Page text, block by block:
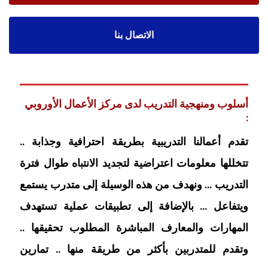
الاتصال بنا
أسلوب ومنهجية التدريب لدى مركز الأعمال الأوروبي
:
تقدم أعمالنا التدريبية بطريقة احترافية وجذابة ..
تتخللها معلومات اعتراضية لتجديد الانتباه طوال فترة
التدريب … ونهدف من هذه الوسيلة إلى متدرب يستمع
ويتفاعل … بالإضافة إلى تطبيقات عملية تستهدف
المهارات والمعارف المباشرة المطلوب تحقيقها ..
وتقدم للمتدربين بأكثر من طريقة منها .. تمارين